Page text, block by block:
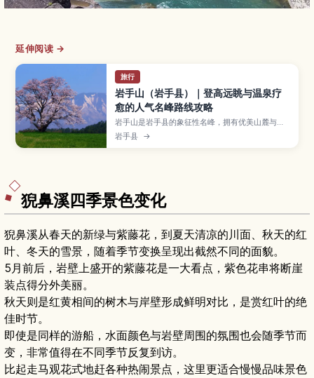
延伸阅读 →
旅行
岩手山（岩手县）｜登高远眺与温泉疗
愈的人气名峰路线攻略
岩手山是岩手县的象征性名峰，拥有优美山麓与丰
富自然步道，深受健行爱好者喜爱。本文介绍从网
张温泉、松川温泉等地出发的代表性登山路线、依
岩手县 →
猊鼻溪四季景色变化
猊鼻溪从春天的新绿与紫藤花，到夏天清凉的川面、秋天的红
叶、冬天的雪景，随着季节变换呈现出截然不同的面貌。
5月前后，岩壁上盛开的紫藤花是一大看点，紫色花串将断崖
装点得分外美丽。
秋天则是红黄相间的树木与岸壁形成鲜明对比，是赏红叶的绝
佳时节。
即使是同样的游船，水面颜色与岩壁周围的氛围也会随季节而
变，非常值得在不同季节反复到访。
比起走马观花式地赶各种热闹景点，这里更适合慢慢品味景色